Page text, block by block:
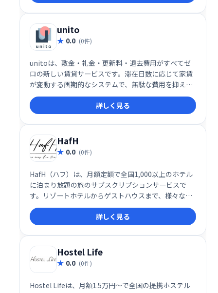
unito
0.0 (0件)
unitoは、敷金・礼金・更新料・退去費用がすべてゼ
ロの新しい賃貸サービスです。滞在日数に応じて家賃
が変動する画期的なシステムで、無駄な費用を抑え、
自由に暮らせる住まいを提供します。 短期滞在にも最
適で、柔軟なライフスタイルを実現できます。
詳しく見る
HafH
0.0 (0件)
HafH（ハフ）は、月額定額で全国1,000以上のホテル
に泊まり放題の旅のサブスクリプションサービスで
す。リゾートホテルからゲストハウスまで、様々な宿
泊施設を自由に選べます。普段使いの気分転換や特別
な旅行まで、手軽にホテルステイを楽しみたい方にお
すすめです。話題のホテルも続々追加中！
詳しく見る
Hostel Life
0.0 (0件)
Hostel Lifeは、月額1.5万円〜で全国の提携ホステル